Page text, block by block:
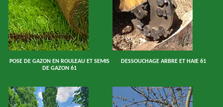
POSE DE GAZON EN ROULEAU ET SEMIS
DE GAZON 61
DESSOUCHAGE ARBRE ET HAIE 61